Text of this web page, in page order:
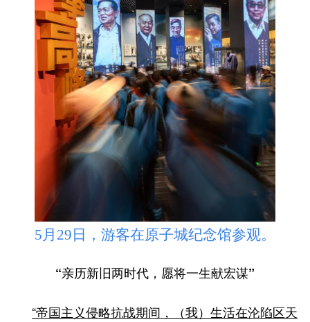
5月29日，游客在原子城纪念馆参观。
“亲历新旧两时代，愿将一生献宏谋”
“帝国主义侵略抗战期间，（我）生活在沦陷区天